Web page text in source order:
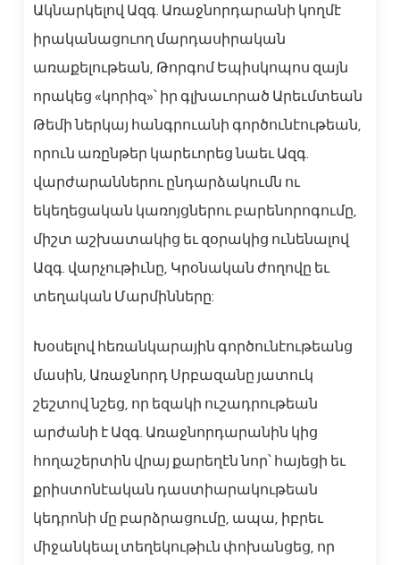
Ակնարկելով Ազգ. Առաջնորդարանի կողմէ
իրականացուող մարդասիրական
առաքելութեան, Թորգոմ Եպիսկոպոս զայն
որակեց «կորիզ»՝ իր գլխաւորած Արեւմտեան
Թեմի ներկայ հանգրուանի գործունէութեան,
որուն առընթեր կարեւորեց նաեւ Ազգ.
վարժարաններու ընդարձակումն ու
եկեղեցական կառոյցներու բարենորոգումը,
միշտ աշխատակից եւ զօրակից ունենալով
Ազգ. վարչութիւնը, Կրօնական ժողովը եւ
տեղական Մարմինները:
Խօսելով հեռանկարային գործունէութեանց
մասին, Առաջնորդ Սրբազանը յատուկ
շեշտով նշեց, որ եզակի ուշադրութեան
արժանի է Ազգ. Առաջնորդարանին կից
հողաշերտին վրայ քարեղէն նոր՝ հայեցի եւ
քրիստոնէական դաստիարակութեան
կեդրոնի մը բարձրացումը, ապա, իբրեւ
միջանկեալ տեղեկութիւն փոխանցեց, որ